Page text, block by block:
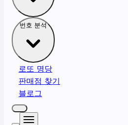
번호 분석
로또 명당
판매점 찾기
블로그